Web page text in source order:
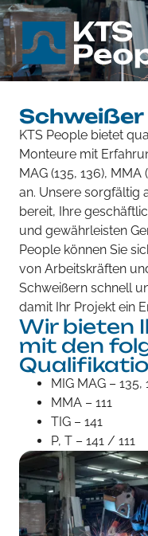
KTS People bietet
Monteure mit
MAG (135, 136), MMA
an. Unsere sorgfältig
bereit, Ihre
und gewährleisten
People können Sie
von Arbeitskräften
Schweißern schnell
damit Ihr Projekt ein
Wir bieten
mit den
MIG MAG – 135,
MMA – 111
TIG – 141
P, T – 141 / 111